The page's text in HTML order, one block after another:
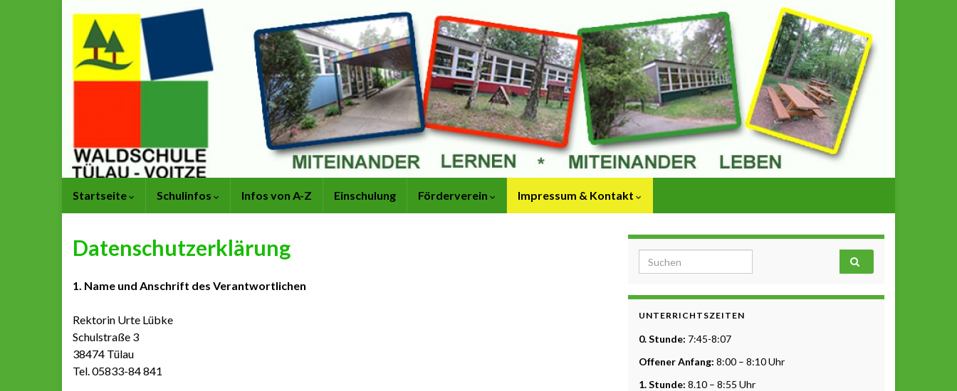
Startseite Schulinfos Infos von A-Z Einschulung Förderverein Impressum & Kontakt
Datenschutzerklärung
1. Name und Anschrift des Verantwortlichen
Rektorin Urte Lübke
Schulstraße 3
38474 Tülau
Tel. 05833-84 841
Search for:
UNTERRICHTSZEITEN
0. Stunde: 7:45-8:07
Offener Anfang: 8:00 – 8:10 Uhr
1. Stunde: 8.10 – 8:55 Uhr